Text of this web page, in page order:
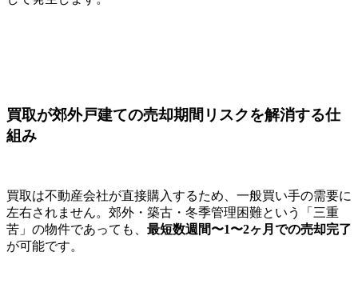
買取が郊外戸建ての売却期間リスクを解消する仕
組み
買取は不動産会社が直接購入するため、一般買い手の需要に
左右されません。郊外・築古・冬季管理困難という「三重
苦」の物件であっても、 最短数週間〜1〜2ヶ月での売却完了
が可能です。